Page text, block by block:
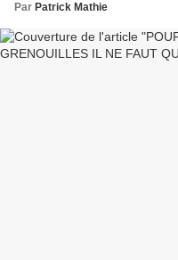
Par Patrick Mathie